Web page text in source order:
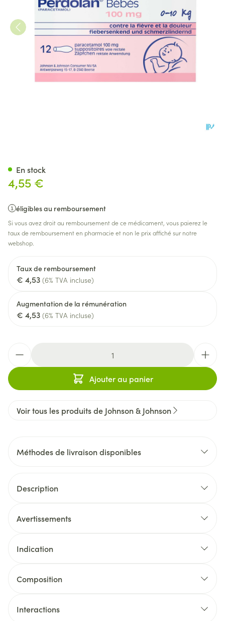
4,55 €
éligibles au remboursement
Si vous avez droit au remboursement de ce médicament, vous paierez le
taux de remboursement en pharmacie et non le prix affiché sur notre
webshop.
Taux de remboursement
€ 4,53 (6% TVA incluse)
Augmentation de la rémunération
€ 4,53 (6% TVA incluse)
Ajouter au panier
En stock
Voir tous les produits de Johnson & Johnson
Méthodes de livraison disponibles
Description
Avertissements
Indication
Composition
Interactions